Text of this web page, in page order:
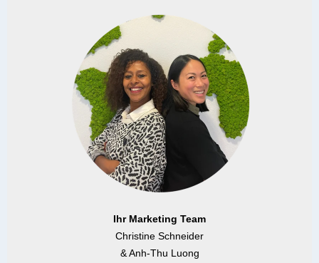
Ihr Marketing Team
Christine Schneider
& Anh-Thu Luong